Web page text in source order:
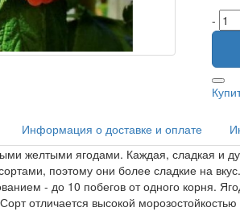
-
Информация о доставке и оплате
желтыми ягодами. Каждая, сладкая и
поэтому они более сладкие на
- до 10 побегов от одного корня.
отличается высокой